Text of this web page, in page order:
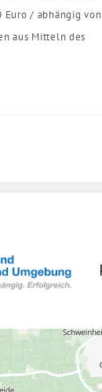
Euro / abhängig von
aus Mitteln des